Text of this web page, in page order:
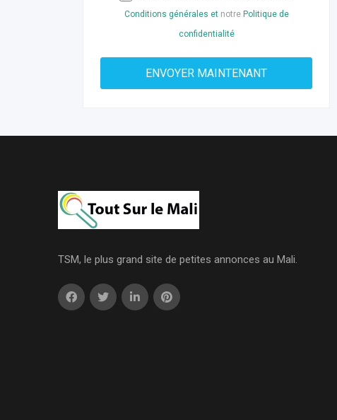
Conditions générales etnotre Politique de
confidentialité
TSM, le plus grand site de petites annonces au Mali.